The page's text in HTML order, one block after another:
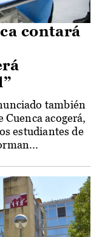
contará
también
acogerá,
estudiantes de